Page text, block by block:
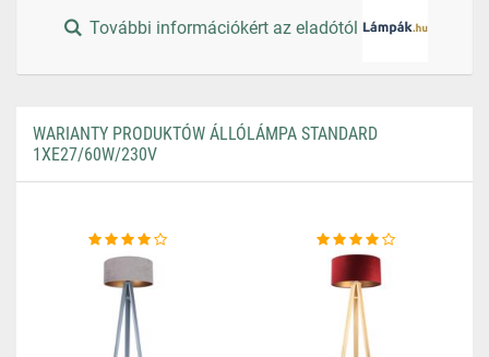
További információkért az eladótól
WARIANTY PRODUKTÓW ÁLLÓLÁMPA STANDARD
1XE27/60W/230V